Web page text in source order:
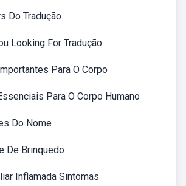
Do Tradução
Looking For Tradução
Para O Corpo
Para O Corpo Humano
Do Nome
De Brinquedo
Inflamada Sintomas